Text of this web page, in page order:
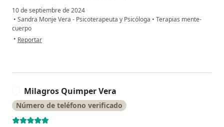
10 de septiembre de 2024
• Sandra Monje Vera - Psicoterapeuta y Psicóloga • Terapias mente-
cuerpo
• en opinión del usuario Allinson R.
Reportar
Milagros Quimper Vera
Número de teléfono verificado